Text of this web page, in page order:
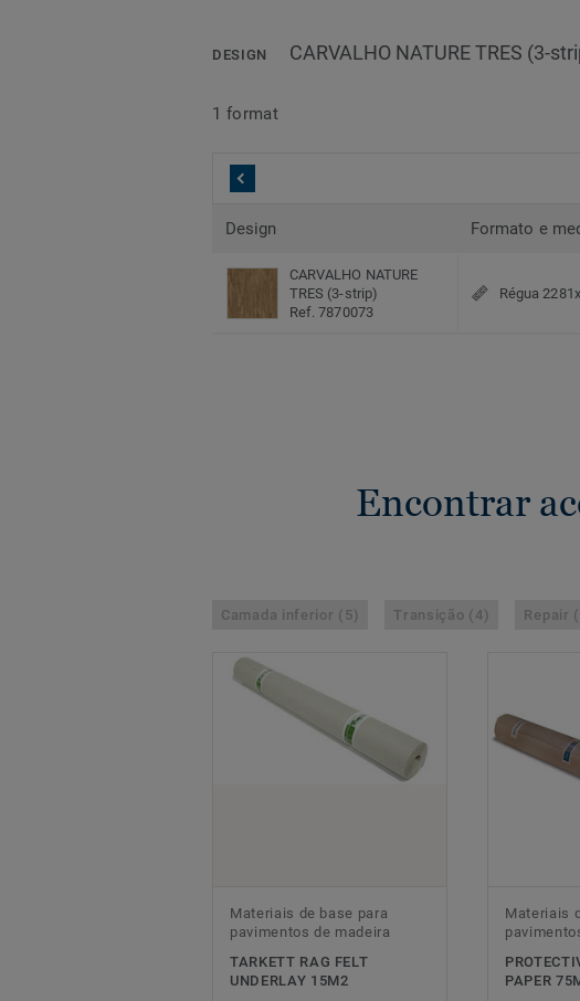
DESIGN CARVALHO NATURE TRES (3-
1 format
Design Formato e
CARVALHO NATURE
TRES (3-strip)
Ref. 7870073
Régua
Encontrar
Camada inferior (5) Transição (4) Repair
Materiais de base para
pavimentos de madeira
TARKETT RAG FELT
UNDERLAY 15M2
Materiais
PAPER